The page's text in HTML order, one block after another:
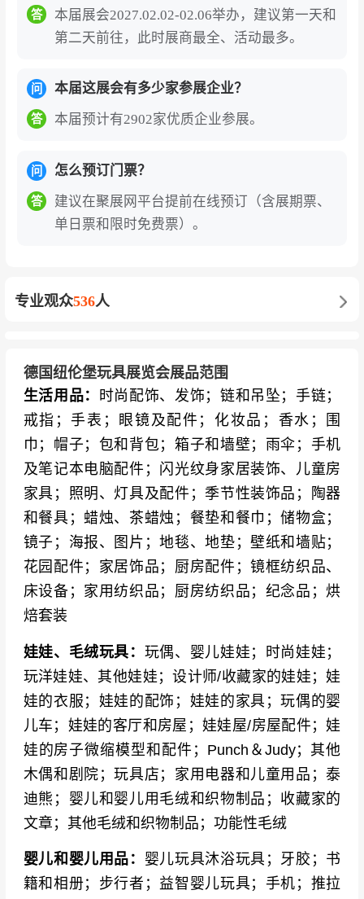
学研资源提供了高端智库平台。
态。
交派对、国际游戏发明者大会、汽车模型名人堂
入选仪式等丰富多彩的活动，将B2B贸易洽谈与
6%的参展商会向同行推荐参与，使纽伦堡玩具展
不仅是产品展示的窗口，更是全球玩具人每年必
赴的“友谊聚会”。
国际玩具巨头品牌
：美泰（Mattel）、孩之宝（H
Pacific、Vtech、Spin Master、Zapf Creation、C
arrera、Schleich、Steiff、Brio、Fisher-Price、Li
ttle Tikes
木制及可持续玩具品牌 ：Kapla、Hape、Plantoy
s、Goki、HABA、Selecta、Eichhorn、EverEart
h、Bajo、Le Toy Van、Tegu、Grimm‘s、Meliss
a & Doug、Janod
婴童及婴幼儿品牌：Done by Deer、Flow Amster
dam、Fehn、Chicco、Chicco、BabyBjörn、Feh
n、NUK、MAM、Lansinoh、Philips Avent
模型及收藏品牌 ：Revell、Faller、Herpa、Märkli
n、Fleischmann、Tamiya、Dragon Models、Co
rgi、Hot Wheels、Matchbox、Siku、Bruder、W
elly、Maisto、Bburago
游戏及出版品牌：Ars Edition、Ravensburger、
Asmodee、Kosmos、Amigo、Piatnik、Zoch、D
ays of Wonder、Fantasy Flight Games、CMON
Wee、Sphero、Anki、Makeblock、UBTECH、
Wonder Workshop、LEGO Education
答
本届展会2027.02.02-02.06举办，建议第一天和
第二天前往，此时展商最全、活动最多。
问 本届这展会有多少家参展企业？
答 本届预计有2902家优质企业参展。
问 怎么预订门票？
答
建议在聚展网平台提前在线预订（含展期票、
单日票和限时免费票）。
专业观众536人
德国纽伦堡玩具展览会展品范围
生活用品： 时尚配饰、发饰；链和吊坠；手链；
戒指；手表；眼镜及配件；化妆品；香水；围
巾；帽子；包和背包；箱子和墙壁；雨伞；手机
及笔记本电脑配件；闪光纹身家居装饰、儿童房
家具；照明、灯具及配件；季节性装饰品；陶器
和餐具；蜡烛、茶蜡烛；餐垫和餐巾；储物盒；
镜子；海报、图片；地毯、地垫；壁纸和墙贴；
花园配件；家居饰品；厨房配件；镜框纺织品、
床设备；家用纺织品；厨房纺织品；纪念品；烘
焙套装
娃娃、毛绒玩具： 玩偶、婴儿娃娃；时尚娃娃；
玩洋娃娃、其他娃娃；设计师/收藏家的娃娃；娃
娃的衣服；娃娃的配饰；娃娃的家具；玩偶的婴
儿车；娃娃的客厅和房屋；娃娃屋/房屋配件；娃
娃的房子微缩模型和配件；Punch＆Judy；其他
木偶和剧院；玩具店；家用电器和儿童用品；泰
迪熊；婴儿和婴儿用毛绒和织物制品；收藏家的
文章；其他毛绒和织物制品；功能性毛绒
婴儿和婴儿用品： 婴儿玩具沐浴玩具；牙胶；书
籍和相册；步行者；益智婴儿玩具；手机；推拉